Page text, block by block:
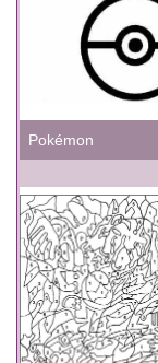
Pokémon